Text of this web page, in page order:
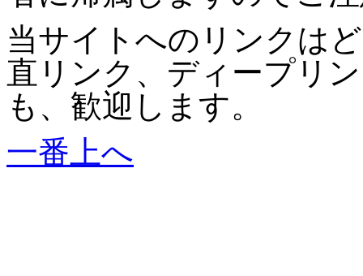
当サイトへのリンクは
直リンク、ディープリ
も、歓迎します。
一番上へ